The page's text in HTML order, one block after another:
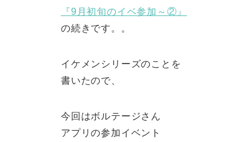
『9月初旬のイベ参加～②』
の続きです。。
イケメンシリーズのことを
書いたので、
今回はボルテージさん
アプリの参加イベント